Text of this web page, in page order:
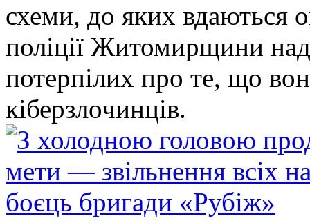
схеми, до яких
поліції Житомирщини
потерпілих про те, що
кіберзлочинців.